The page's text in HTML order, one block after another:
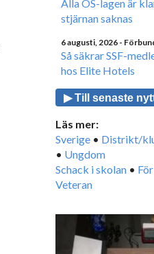
Alla OS-lagen är
stjärnan saknas
6 augusti, 2026 -
Så säkrar SSF-
hos Elite Hotels
▶ Till senaste
Läs mer:
Sverige • Distrikt/
• Ungdom
Schack i skolan •
Veteran